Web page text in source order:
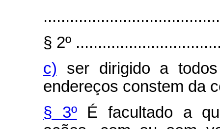
§ 2º
c) ser dirigido a
endereços constem da
§ 3ºÉ facultado a